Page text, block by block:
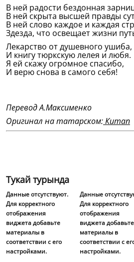
В ней радости бездонная
В ней скрыта высшей правды
В ней слово каждое и каждая
Здезда, что освещает жизни
Лекарство от душевного ушиба,
И книгу тюркскую лелея и любя.
Я ей скажу огромное спасибо,
И верю снова в самого себя!
Перевод А.Максименко
Оригинал на татарском:Китап
Тукай турында
Данные отсутствуют.
Для корректного
отображения
виджета добавьте
материалы в
соответствии с его
настройками.
Данные
Для корректного
отображения
виджета добавьте
материалы в
соответствии с
настройками.